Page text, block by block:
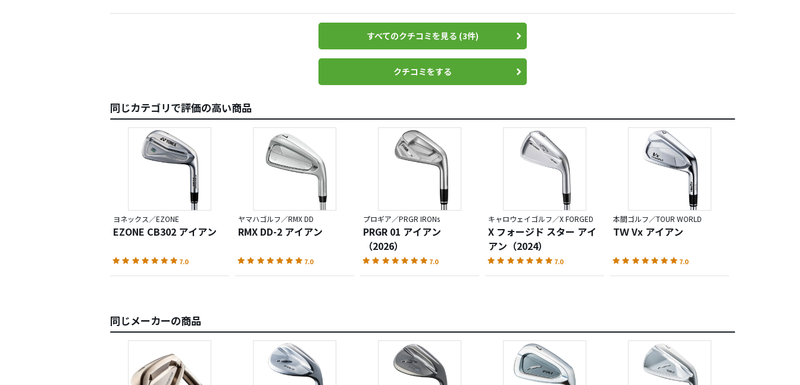
が良かったですが上々でしょう。評価４にしていますが3.5〜4程度です。
苦言を言えば、デザインがカッコいいかといえば、バックのロゴがいまいち。DJ４のよ
うなリーフ+ロゴに、いままでどおりにしていただきたかった。しかし、バックに入ると
イマイチ煮え切らないダサさを感じます。
同一メーカのウエッジとのデザイン同調もイマイチですね。
私は硬いシャフトに組んでいますが、やや柔らかめのシャフトとの相性が
良いように思います、純正で105なのはそういったことなんでしょうね。
・ミスヒット、すくい打ち等、クラブが教えてくれることがはっきりわかるアイアン
・ミスをしてもとりあえず、玉は前に出るスコアを救ってくれるアイアン
本投稿は100％主観ですので、参考までの意見としてください。
MPの打感や操作性を思い出すこともあれど
中級者の私がスコアを出すのには丁度良い難易度アイアンかな思っています。
オートマチックより、自分の力量で捕まえて飛ばせる、フェース面を操作できる人が扱い
やすいモデルだと思います。
性能だけなら買ってたと思うけど、良くないのはデザインです。
正直、格好良いアイアンだとは言えない。
バックフェースにデカデカとロゴ。モデル名の数字刻印も大きいし、真ん中が丸く凹んで
るのも…。
とりあえず4点付けたが、勿体ない出来のアイアンだと感じましたね。
すべてのクチコミを見る (3件)
クチコミをする
同じカテゴリで評価の高い商品
ヨネックス／EZONE
EZONE CB302 アイアン
7.0
ヤマハゴルフ／RMX DD
RMX DD-2 アイアン
7.0
プロギア／PRGR IRONs
PRGR 01 アイアン
（2026）
7.0
キャロウェイゴルフ／X FORGED
X フォージド スター アイ
アン（2024）
7.0
本間ゴルフ／TOUR WORLD
TＷ Vx アイアン
7.0
同じメーカーの商品